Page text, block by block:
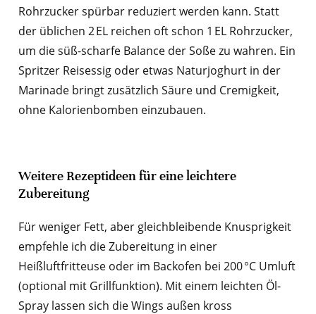
Rohrzucker spürbar reduziert werden kann. Statt
der üblichen 2 EL reichen oft schon 1 EL Rohrzucker,
um die süß-scharfe Balance der Soße zu wahren. Ein
Spritzer Reisessig oder etwas Naturjoghurt in der
Marinade bringt zusätzlich Säure und Cremigkeit,
ohne Kalorienbomben einzubauen.
Weitere Rezeptideen für eine leichtere
Zubereitung
Für weniger Fett, aber gleichbleibende Knusprigkeit
empfehle ich die Zubereitung in einer
Heißluftfritteuse oder im Backofen bei 200 °C Umluft
(optional mit Grillfunktion). Mit einem leichten Öl-
Spray lassen sich die Wings außen kross